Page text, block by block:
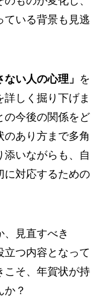
ている背景も見逃
ない人の心理」
を
しく掘り下げま
の今後の関係をど
のあり方まで多角
いながらも、自
に対応するための
、見直すべき
つ内容となって
こそ、年賀状が持
？